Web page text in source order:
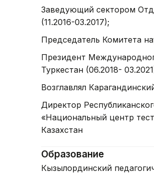
Заведующий сектором
(11.2016-03.2017);
Председатель Комитета
Президент
Туркестан (06.2018-
Возглавлял
Директор
«Национальный центр
Казахстан
Образование
Кызылординский